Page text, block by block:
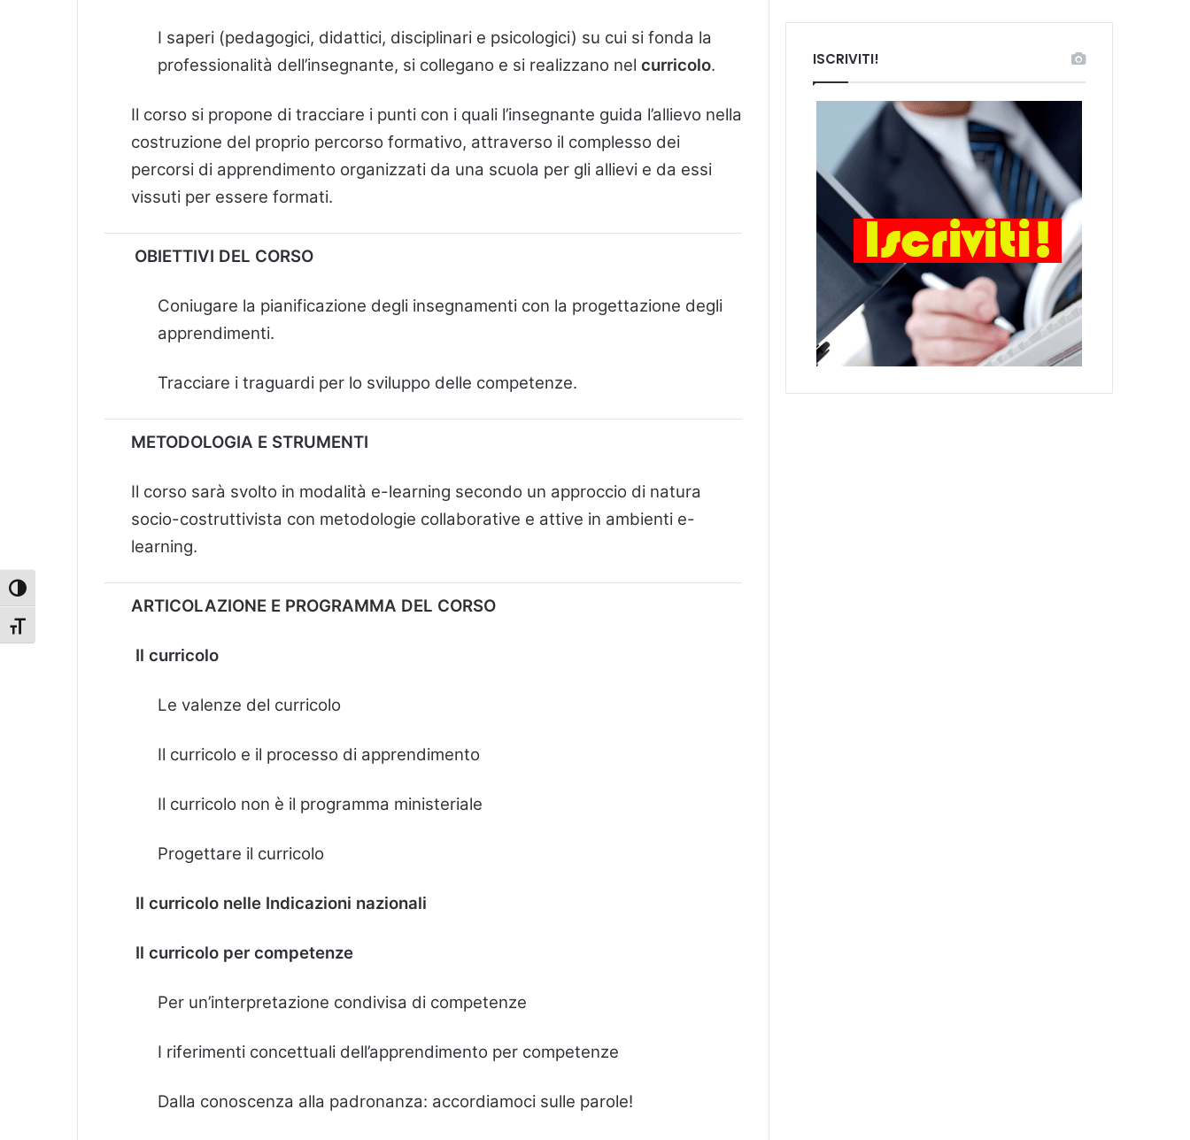
Attiva/disattiva alto contrasto
Attiva/disattiva dimensione testo
I saperi (pedagogici, didattici, disciplinari e psicologici) su cui si fonda la
professionalità dell’insegnante, si collegano e si realizzano nel curricolo.
Il corso si propone di tracciare i punti con i quali l’insegnante guida l’allievo nella
costruzione del proprio percorso formativo, attraverso il complesso dei
percorsi di apprendimento organizzati da una scuola per gli allievi e da essi
vissuti per essere formati.
OBIETTIVI DEL CORSO
Coniugare la pianificazione degli insegnamenti con la progettazione degli
apprendimenti.
Tracciare i traguardi per lo sviluppo delle competenze.
METODOLOGIA E STRUMENTI
Il corso sarà svolto in modalità e-learning secondo un approccio di natura
socio-costruttivista con metodologie collaborative e attive in ambienti e-
learning.
ARTICOLAZIONE E PROGRAMMA DEL CORSO
Il curricolo
Le valenze del curricolo
Il curricolo e il processo di apprendimento
Il curricolo non è il programma ministeriale
Progettare il curricolo
Il curricolo nelle Indicazioni nazionali
Il curricolo per competenze
Per un’interpretazione condivisa di competenze
I riferimenti concettuali dell’apprendimento per competenze
Dalla conoscenza alla padronanza: accordiamoci sulle parole!
ISCRIVITI!